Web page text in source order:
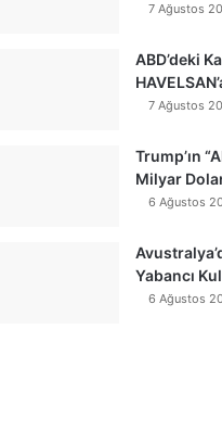
7 Ağustos
ABD’deki
7 Ağustos
Trump’ın
Milyar
6 Ağustos
Yabancı
6 Ağustos